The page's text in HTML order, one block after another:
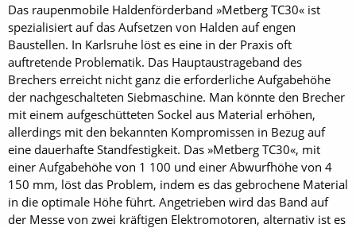
Das raupenmobile Haldenförderband »Metberg TC30« ist
spezialisiert auf das Aufsetzen von Halden auf engen
Baustellen. In Karlsruhe löst es eine in der Praxis oft
auftretende Problematik. Das Hauptaustrageband des
Brechers erreicht nicht ganz die erforderliche Aufgabehöhe
der nachgeschalteten Siebmaschine. Man könnte den Brecher
mit einem aufgeschütteten Sockel aus Material erhöhen,
allerdings mit den bekannten Kompromissen in Bezug auf
eine dauerhafte Standfestigkeit. Das »Metberg TC30«, mit
einer Aufgabehöhe von 1 100 und einer Abwurfhöhe von 4
150 mm, löst das Problem, indem es das gebrochene Material
in die optimale Höhe führt. Angetrieben wird das Band auf
der Messe von zwei kräftigen Elektromotoren, alternativ ist es